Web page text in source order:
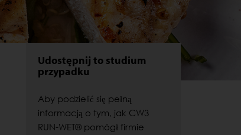
Udostępnij to studium
przypadku
Aby podzielić się pełną
informacją o tym, jak CW3
RUN-WET® pomógł firmie